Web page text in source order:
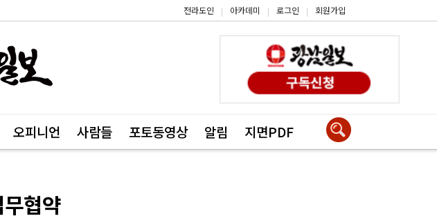
전라도인 | 아카데미 | 로그인 | 회원가입
오피니언 사람들 포토동영상 알림 지면PDF
협약